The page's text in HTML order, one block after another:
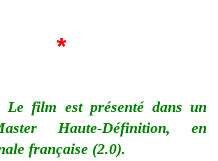
*
film est présenté dans un
Haute-Définition, en
française (2.0).